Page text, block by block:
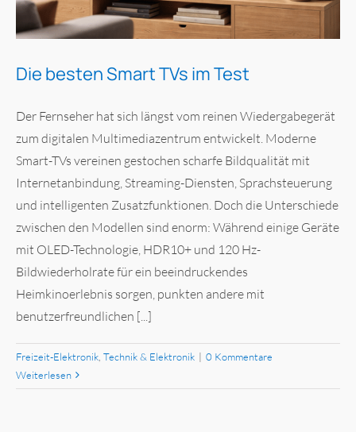
Die besten Smart TVs im Test
Der Fernseher hat sich längst vom reinen Wiedergabegerät
zum digitalen Multimediazentrum entwickelt. Moderne
Smart-TVs vereinen gestochen scharfe Bildqualität mit
Internetanbindung, Streaming-Diensten, Sprachsteuerung
und intelligenten Zusatzfunktionen. Doch die Unterschiede
zwischen den Modellen sind enorm: Während einige Geräte
mit OLED-Technologie, HDR10+ und 120 Hz-
Bildwiederholrate für ein beeindruckendes
Heimkinoerlebnis sorgen, punkten andere mit
benutzerfreundlichen [...]
Freizeit-Elektronik Technik & Elektronik | 0 Kommentare
Weiterlesen